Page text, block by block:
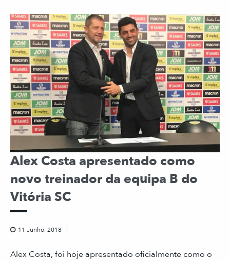
Alex Costa apresentado como
novo treinador da equipa B do
Vitória SC
11 Junho, 2018
Alex Costa, foi hoje apresentado oficialmente como o